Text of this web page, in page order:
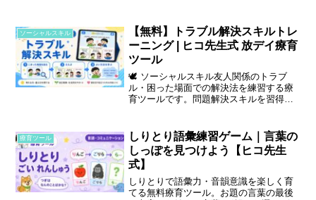
グとは 5領域：認知・行動 🎓 対 […]
ソーシャルスキル
【無料】トラブル解決スキルトレ
ーニング | ヒコ先生式 放デイ療育
ツール
🕊️ ソーシャルスキル友人関係のトラブ
ル・困った場面での解決法を練習する療
育ツールです。問題解決スキルを習得
療育ツール
しりとり語彙練習ゲーム｜言葉の
しっぽを見つけよう【ヒコ先生
式】
しりとりで語彙力・音韻意識を楽しく育
てる無料療育ツール。お題の言葉の最後